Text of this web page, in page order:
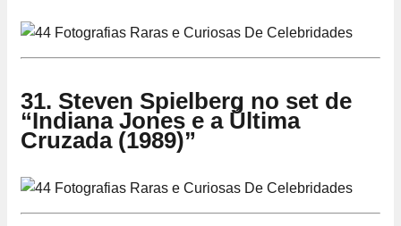
31. Steven Spielberg no set de
“Indiana Jones e a Última
Cruzada (1989)”